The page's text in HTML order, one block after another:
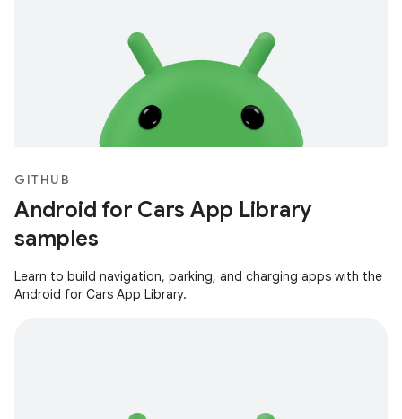
GITHUB
Android for Cars App Library
samples
Learn to build navigation, parking, and charging apps with the
Android for Cars App Library.